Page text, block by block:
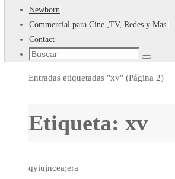
Newborn
Commercial para Cine ,TV, Redes y Mas.
Contact
Búsqueda
Buscar
Inicio
Entradas etiquetadas "xv" (Página 2)
Etiqueta: xv
qyiujncea;era